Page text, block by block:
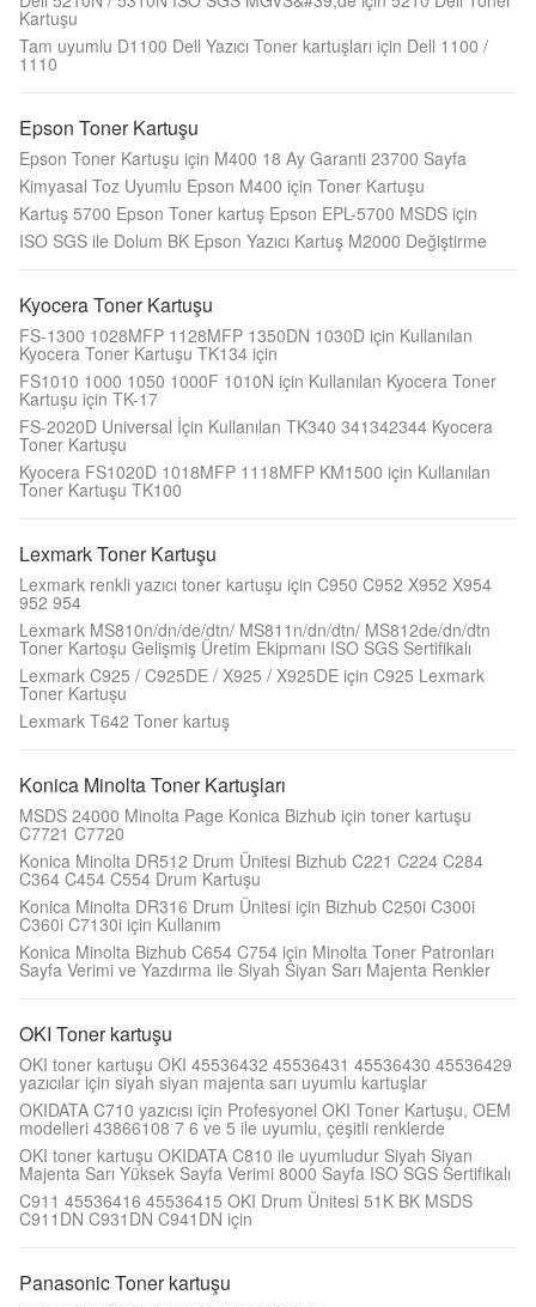
Kartuşu
Tam uyumlu D1100 Dell Yazıcı Toner kartuşları için Dell 1100 /
1110
Epson Toner Kartuşu
Epson Toner Kartuşu için M400 18 Ay Garanti 23700 Sayfa
Kimyasal Toz Uyumlu Epson M400 için Toner Kartuşu
Kartuş 5700 Epson Toner kartuş Epson EPL-5700 MSDS için
ISO SGS ile Dolum BK Epson Yazıcı Kartuş M2000 Değiştirme
Kyocera Toner Kartuşu
FS-1300 1028MFP 1128MFP 1350DN 1030D için Kullanılan
Kyocera Toner Kartuşu TK134 için
FS1010 1000 1050 1000F 1010N için Kullanılan Kyocera Toner
Kartuşu için TK-17
FS-2020D Universal İçin Kullanılan TK340 341342344 Kyocera
Toner Kartuşu
Kyocera FS1020D 1018MFP 1118MFP KM1500 için Kullanılan
Toner Kartuşu TK100
Lexmark Toner Kartuşu
Lexmark renkli yazıcı toner kartuşu için C950 C952 X952 X954
952 954
Lexmark MS810n/dn/de/dtn/ MS811n/dn/dtn/ MS812de/dn/dtn
Toner Kartoşu Gelişmiş Üretim Ekipmanı ISO SGS Sertifikalı
Lexmark C925 / C925DE / X925 / X925DE için C925 Lexmark
Toner Kartuşu
Lexmark T642 Toner kartuş
Konica Minolta Toner Kartuşları
MSDS 24000 Minolta Page Konica Bizhub için toner kartuşu
C7721 C7720
Konica Minolta DR512 Drum Ünitesi Bizhub C221 C224 C284
C364 C454 C554 Drum Kartuşu
Konica Minolta DR316 Drum Ünitesi için Bizhub C250i C300i
C360i C7130i için Kullanım
Konica Minolta Bizhub C654 C754 için Minolta Toner Patronları
Sayfa Verimi ve Yazdırma ile Siyah Siyan Sarı Majenta Renkler
OKI Toner kartuşu
OKI toner kartuşu OKI 45536432 45536431 45536430 45536429
yazıcılar için siyah siyan majenta sarı uyumlu kartuşlar
OKIDATA C710 yazıcısı için Profesyonel OKI Toner Kartuşu, OEM
modelleri 43866108 7 6 ve 5 ile uyumlu, çeşitli renklerde
OKI toner kartuşu OKIDATA C810 ile uyumludur Siyah Siyan
Majenta Sarı Yüksek Sayfa Verimi 8000 Sayfa ISO SGS Sertifikalı
C911 45536416 45536415 OKI Drum Ünitesi 51K BK MSDS
C911DN C931DN C941DN için
Panasonic Toner kartuşu